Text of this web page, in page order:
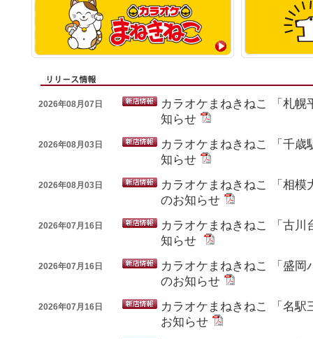
2026年08月07日
カラオケまねきねこ 「札幌
知らせ
2026年08月03日
カラオケまねきねこ 「千歳
知らせ
2026年08月03日
カラオケまねきねこ 「相模
のお知らせ
2026年07月16日
カラオケまねきねこ 「古川
知らせ
2026年07月16日
カラオケまねきねこ 「盛岡
のお知らせ
2026年07月16日
カラオケまねきねこ 「名駅
お知らせ